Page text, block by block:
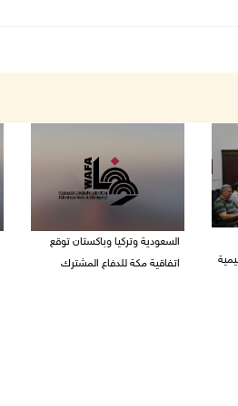
السعودية وتركيا وباكستان توقع
اتفاقية مكة للدفاع المشترك